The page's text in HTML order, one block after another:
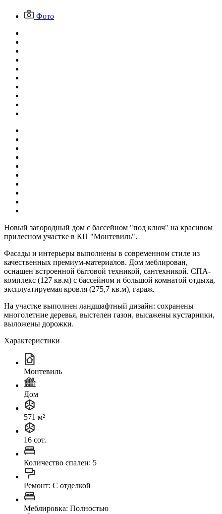
Фото
Новый загородный дом с бассейном "под ключ" на красивом
прилесном участке в КП "Монтевиль".
Фасады и интерьеры выполнены в современном стиле из
качественных премиум-материалов. Дом меблирован,
оснащен встроенной бытовой техникой, сантехникой. СПА-
комплекс (127 кв.м) с бассейном и большой комнатой отдыха,
эксплуатируемая кровля (275,7 кв.м), гараж.
На участке выполнен ландшафтный дизайн: сохранены
многолетние деревья, выстелен газон, высажены кустарники,
выложены дорожки.
Характеристики
Монтевиль
Дом
571 м²
16 сот.
Количество спален: 5
Ремонт: C отделкой
Меблировка: Полностью